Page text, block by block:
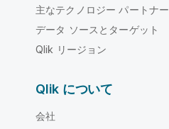
主なテクノロジー パートナー
データ ソースとターゲット
Qlik リージョン
Qlik について
会社